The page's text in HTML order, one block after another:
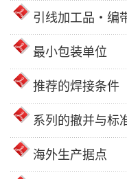
引线加工品・编
最小包装单位
推荐的焊接条件
系列的撤并与标
海外生产据点